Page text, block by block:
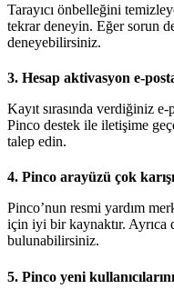
Tarayıcı önbelleğini
tekrar deneyin. Eğer sorun
deneyebilirsiniz.
3. Hesap aktivasyon e-
Kayıt sırasında verdiğiniz
Pinco destek ile iletişime
talep edin.
4. Pinco arayüzü çok
Pinco’nun resmi yardım
için iyi bir kaynaktır. Ayrıca
bulunabilirsiniz.
5. Pinco yeni